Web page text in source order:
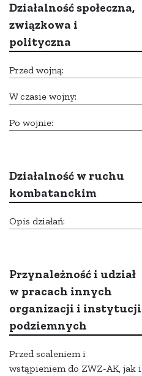
Działalność społeczna,
związkowa i
polityczna
Przed wojną:
W czasie wojny:
Po wojnie:
Działalność w ruchu
kombatanckim
Opis działań:
Przynależność i udział
w pracach innych
organizacji i instytucji
podziemnych
Przed scaleniem i
wstąpieniem do ZWZ-AK, jak i